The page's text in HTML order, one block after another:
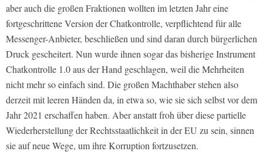
aber auch die großen Fraktionen wollten im letzten Jahr eine
fortgeschrittene Version der Chatkontrolle, verpflichtend für alle
Messenger-Anbieter, beschließen und sind daran durch bürgerlichen
Druck gescheitert. Nun wurde ihnen sogar das bisherige Instrument
Chatkontrolle 1.0 aus der Hand geschlagen, weil die Mehrheiten
nicht mehr so einfach sind. Die großen Machthaber stehen also
derzeit mit leeren Händen da, in etwa so, wie sie sich selbst vor dem
Jahr 2021 erschaffen haben. Aber anstatt froh über diese partielle
Wiederherstellung der Rechtsstaatlichkeit in der EU zu sein, sinnen
sie auf neue Wege, um ihre Korruption fortzusetzen.